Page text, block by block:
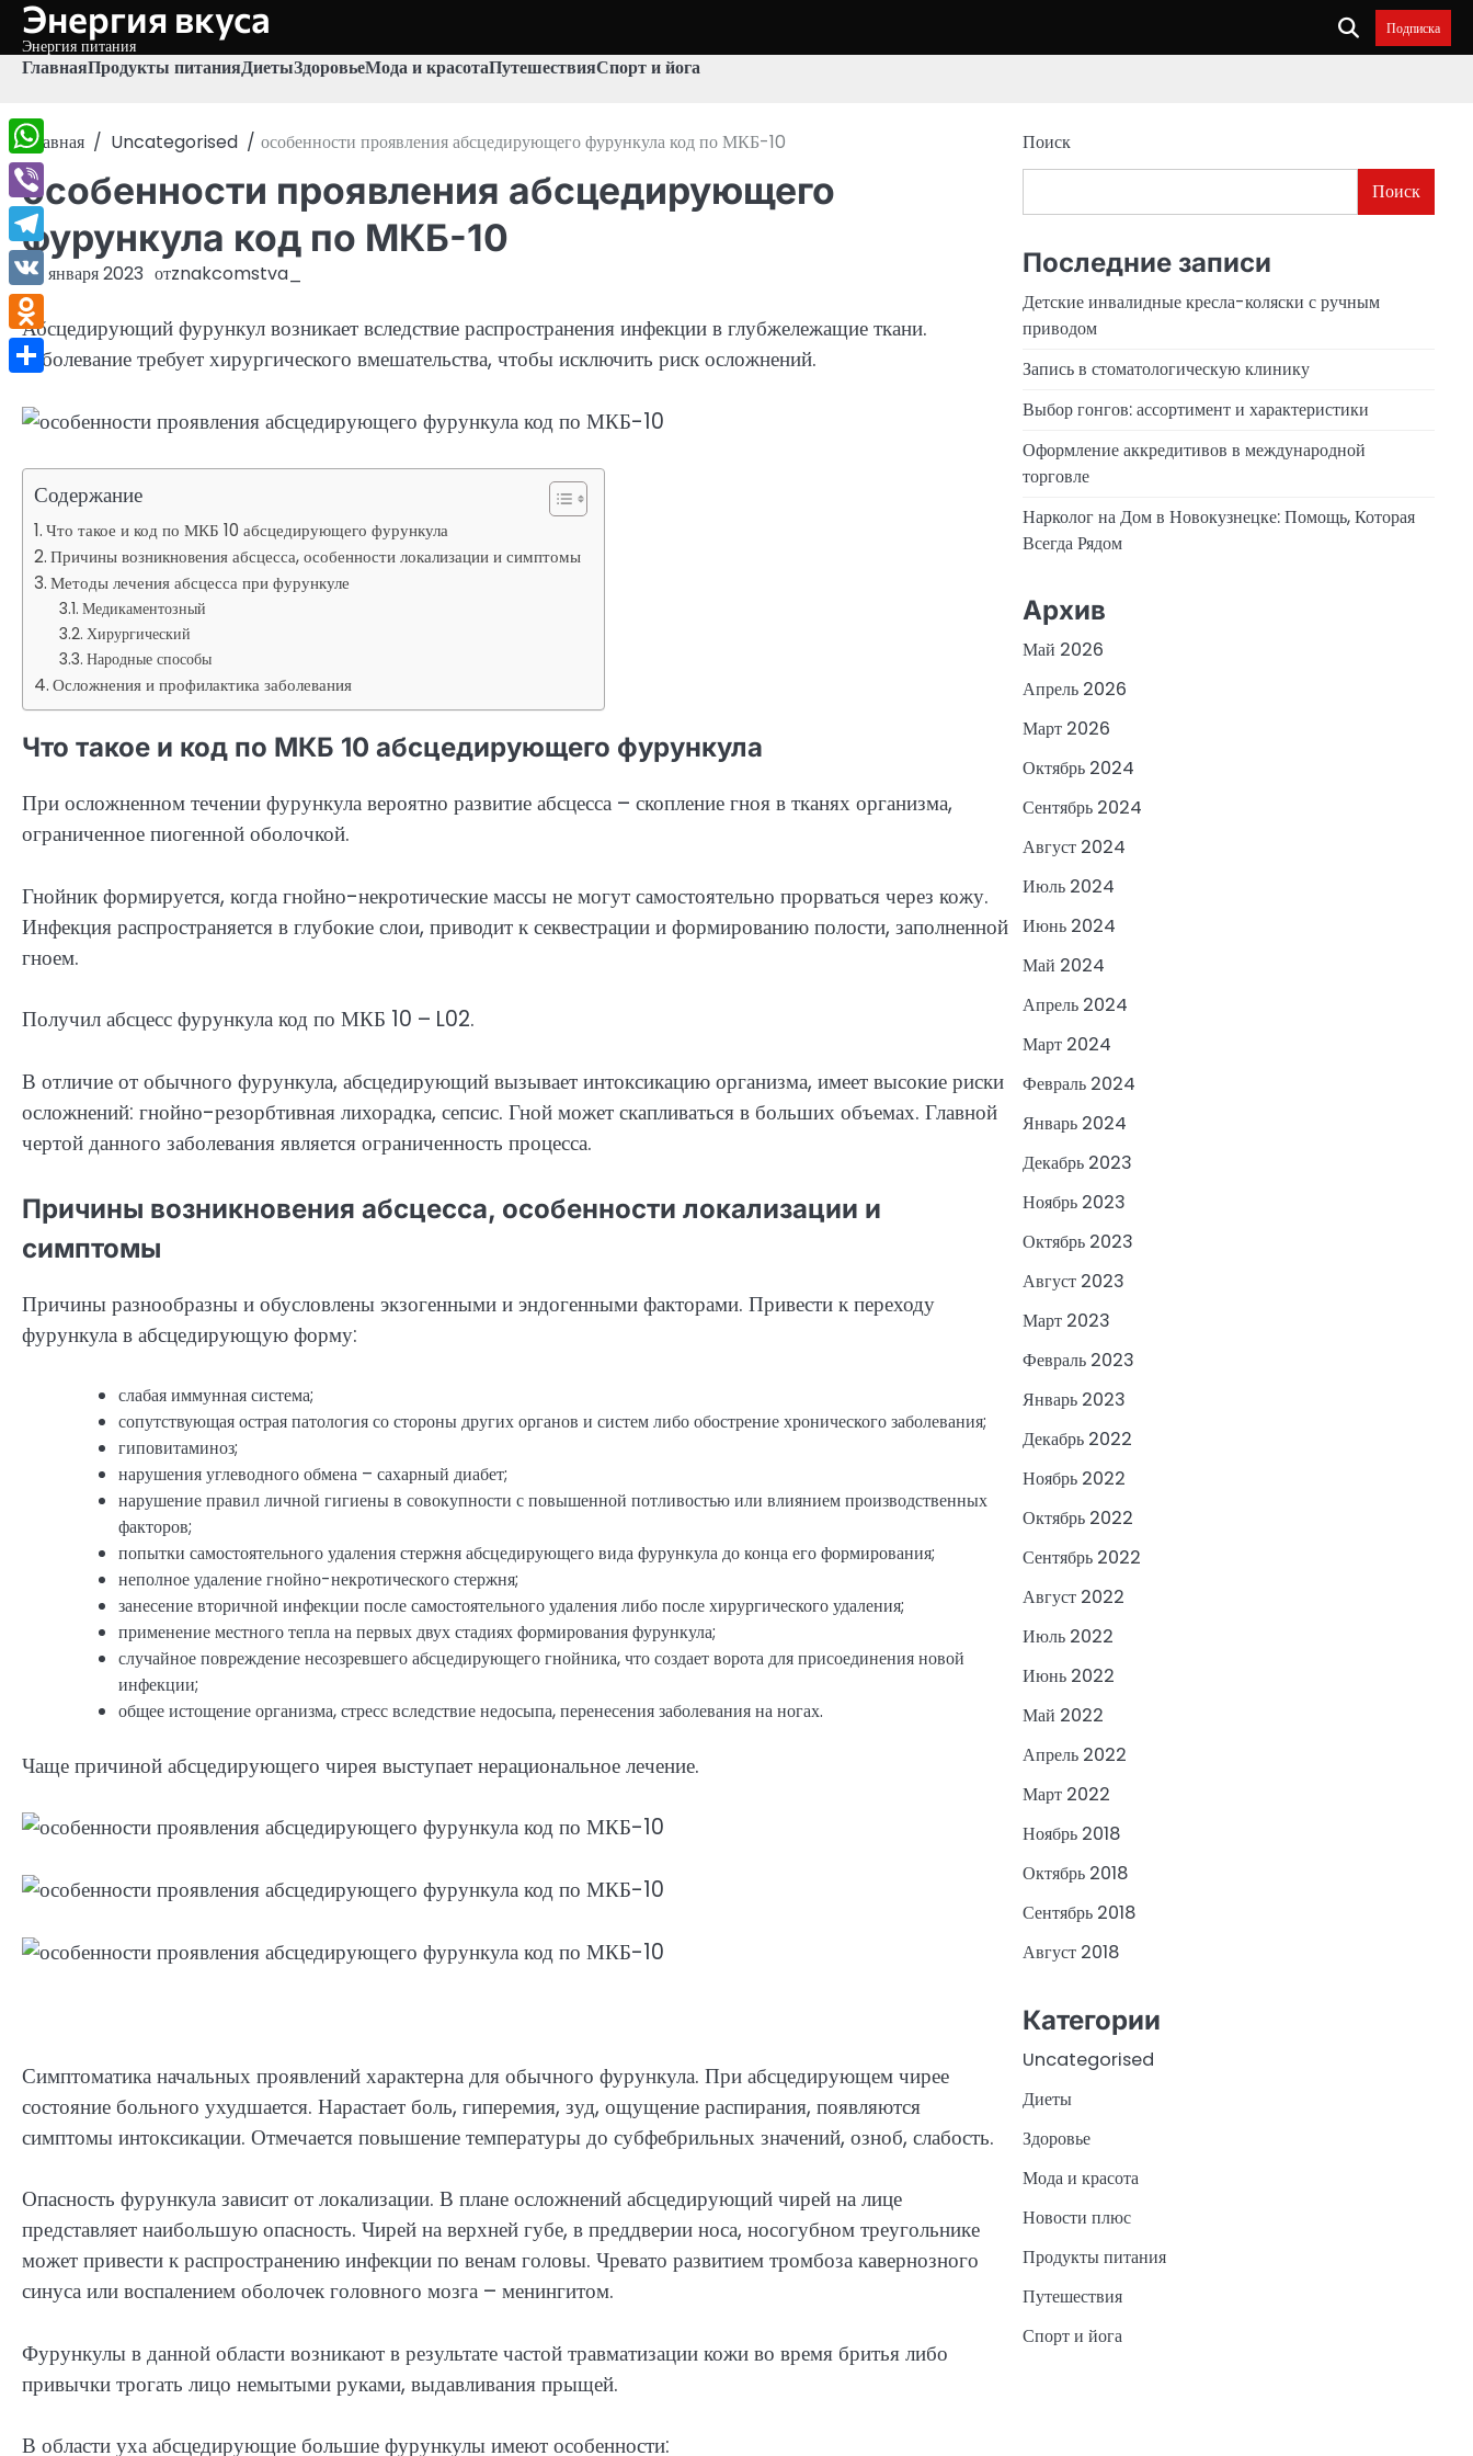
Перейти
содержимому
Энергия вкуса
Энергия питания
Подписка
ГлавнаяПродукты питанияДиетыЗдоровьеМода и красотаПутешествияСпорт и йога
Главная Uncategorised особенности проявления абсцедирующего фурункула код по МКБ-10
особенности проявления абсцедирующего
фурункула код по МКБ-10
24 января 2023 отznakcomstva_
Абсцедирующий фурункул возникает вследствие распространения инфекции в глубжележащие ткани.
Заболевание требует хирургического вмешательства, чтобы исключить риск осложнений.
Содержание
Что такое и код по МКБ 10 абсцедирующего фурункула
Причины возникновения абсцесса, особенности локализации и симптомы
Методы лечения абсцесса при фурункуле
Медикаментозный
Хирургический
Народные способы
Осложнения и профилактика заболевания
Что такое и код по МКБ 10 абсцедирующего фурункула
При осложненном течении фурункула вероятно развитие абсцесса – скопление гноя в тканях организма,
ограниченное пиогенной оболочкой.
Гнойник формируется, когда гнойно-некротические массы не могут самостоятельно прорваться через кожу.
Инфекция распространяется в глубокие слои, приводит к секвестрации и формированию полости, заполненной
гноем.
Получил абсцесс фурункула код по МКБ 10 – L02.
В отличие от обычного фурункула, абсцедирующий вызывает интоксикацию организма, имеет высокие риски
осложнений: гнойно-резорбтивная лихорадка, сепсис. Гной может скапливаться в больших объемах. Главной
чертой данного заболевания является ограниченность процесса.
Причины возникновения абсцесса, особенности локализации и
симптомы
Причины разнообразны и обусловлены экзогенными и эндогенными факторами. Привести к переходу
фурункула в абсцедирующую форму:
слабая иммунная система;
сопутствующая острая патология со стороны других органов и систем либо обострение хронического заболевания;
гиповитаминоз;
нарушения углеводного обмена – сахарный диабет;
нарушение правил личной гигиены в совокупности с повышенной потливостью или влиянием производственных
факторов;
попытки самостоятельного удаления стержня абсцедирующего вида фурункула до конца его формирования;
неполное удаление гнойно-некротического стержня;
занесение вторичной инфекции после самостоятельного удаления либо после хирургического удаления;
применение местного тепла на первых двух стадиях формирования фурункула;
случайное повреждение несозревшего абсцедирующего гнойника, что создает ворота для присоединения новой
инфекции;
общее истощение организма, стресс вследствие недосыпа, перенесения заболевания на ногах.
Чаще причиной абсцедирующего чирея выступает нерациональное лечение.
Симптоматика начальных проявлений характерна для обычного фурункула. При абсцедирующем чирее
состояние больного ухудшается. Нарастает боль, гиперемия, зуд, ощущение распирания, появляются
симптомы интоксикации. Отмечается повышение температуры до субфебрильных значений, озноб, слабость.
Опасность фурункула зависит от локализации. В плане осложнений абсцедирующий чирей на лице
представляет наибольшую опасность. Чирей на верхней губе, в преддверии носа, носогубном треугольнике
может привести к распространению инфекции по венам головы. Чревато развитием тромбоза кавернозного
синуса или воспалением оболочек головного мозга – менингитом.
Фурункулы в данной области возникают в результате частой травматизации кожи во время бритья либо
привычки трогать лицо немытыми руками, выдавливания прыщей.
В области уха абсцедирующие большие фурункулы имеют особенности:
Поиск
Поиск
Последние записи
Детские инвалидные кресла-коляски с ручным
приводом
Запись в стоматологическую клинику
Выбор гонгов: ассортимент и характеристики
Оформление аккредитивов в международной
торговле
Нарколог на Дом в Новокузнецке: Помощь, Которая
Всегда Рядом
Архив
Май 2026
Апрель 2026
Март 2026
Октябрь 2024
Сентябрь 2024
Август 2024
Июль 2024
Июнь 2024
Май 2024
Апрель 2024
Март 2024
Февраль 2024
Январь 2024
Декабрь 2023
Ноябрь 2023
Октябрь 2023
Август 2023
Март 2023
Февраль 2023
Январь 2023
Декабрь 2022
Ноябрь 2022
Октябрь 2022
Сентябрь 2022
Август 2022
Июль 2022
Июнь 2022
Май 2022
Апрель 2022
Март 2022
Ноябрь 2018
Октябрь 2018
Сентябрь 2018
Август 2018
Категории
Uncategorised
Диеты
Здоровье
Мода и красота
Новости плюс
Продукты питания
Путешествия
Спорт и йога
WhatsApp
Viber
Telegram
VK
Odnoklassniki